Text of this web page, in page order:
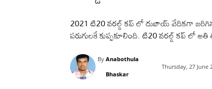
2021 టి20 వరల్డ్ కప్ లో దుబాయ్ వేదికగా
పరుగులకే కుప్పకూలింది. టి20 వరల్డ్ కప్ లో అతి
By Anabothula
Bhaskar
Thursday, 27 June